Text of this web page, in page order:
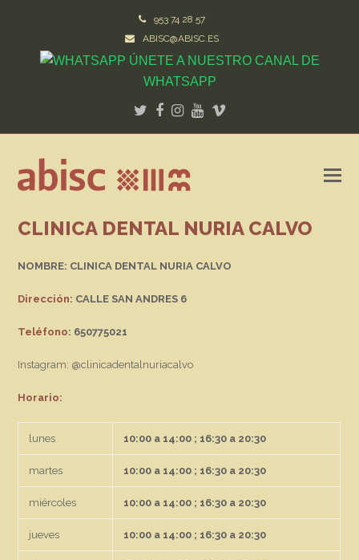
953 74 28 57
ABISC@ABISC.ES
ÚNETE A NUESTRO CANAL DE
WHATSAPP
Twitter
Facebook
Instagram
Youtube
Vimeo
CLINICA DENTAL NURIA CALVO
NOMBRE: CLINICA DENTAL NURIA CALVO
Dirección: CALLE SAN ANDRES 6
Teléfono: 650775021
Instagram: @clinicadentalnuriacalvo
Horario:
lunes 10:00 a 14:00 ; 16:30 a 20:30
martes 10:00 a 14:00 ; 16:30 a 20:30
miércoles 10:00 a 14:00 ; 16:30 a 20:30
jueves 10:00 a 14:00 ; 16:30 a 20:30